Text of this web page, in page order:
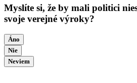
Myslíte si, že by mali politici
svoje verejné výroky?
Áno
Nie
Neviem